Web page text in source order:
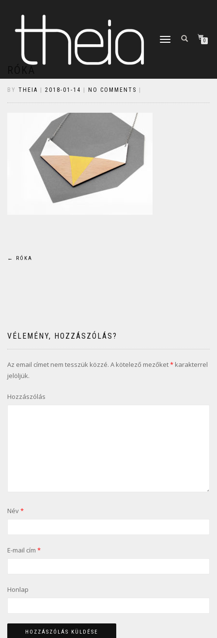
TOGGLE
0
BY THEIA 2018-01-14 NO COMMENTS
Bejegyzés
← RÓKA
VÉLEMÉNY, HOZZÁSZÓLÁS?
Az email címet nem tesszük közzé. A kötelező mezőket* karakterrel
jelöljük.
Hozzászólás
Név*
E-mail cím *
Honlap